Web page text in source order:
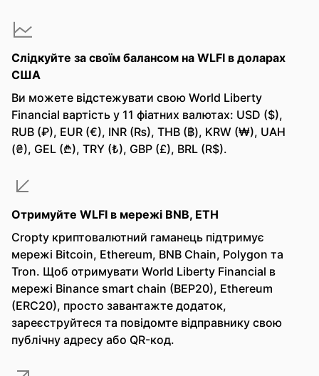
Слідкуйте за своїм балансом на WLFI в доларах
США
Ви можете відстежувати свою World Liberty
Financial вартість у 11 фіатних валютах: USD ($),
RUB (₽), EUR (€), INR (₨), THB (฿), KRW (₩), UAH
(₴), GEL (₾), TRY (₺), GBP (£), BRL (R$).
Отримуйте WLFI в мережі BNB, ETH
Cropty криптовалютний гаманець підтримує
мережі Bitcoin, Ethereum, BNB Chain, Polygon та
Tron. Щоб отримувати World Liberty Financial в
мережі Binance smart chain (BEP20), Ethereum
(ERC20), просто завантажте додаток,
зареєструйтеся та повідомте відправнику свою
публічну адресу або QR-код.